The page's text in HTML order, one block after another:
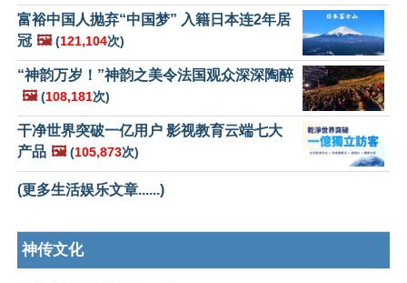
富裕中国人抛弃“中国梦” 入籍日本连2年居
冠 🖼️ (121,104次)
“神韵万岁！”神韵之美令法国观众深深陶醉
🖼️ (108,181次)
干净世界突破一亿用户 影视教育云端七大
产品 🖼️ (105,873次)
(更多生活娱乐文章......)
神传文化